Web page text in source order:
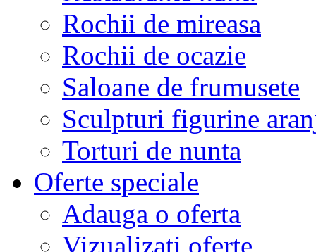
Rochii de mireasa
Rochii de ocazie
Saloane de frumusete
Sculpturi figurine
Torturi de nunta
Oferte speciale
Adauga o oferta
Vizualizati oferte